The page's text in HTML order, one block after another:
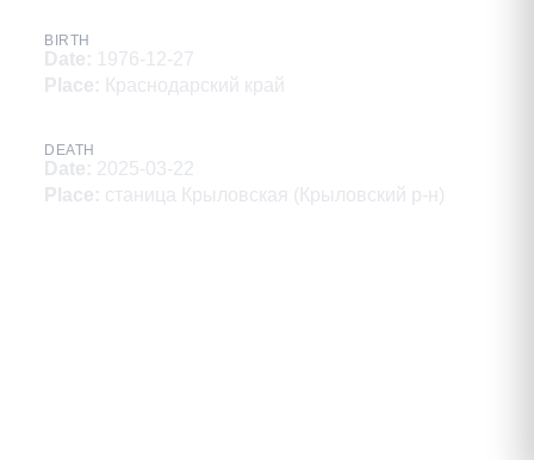
BIRTH
Date: 1976-12-27
Place: Краснодарский край
DEATH
Date: 2025-03-22
Place: станица Крыловская (Крыловский р-н)